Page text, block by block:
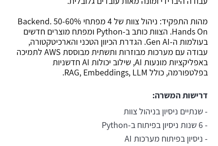
מהות התפקיד: ניהול צוות של 4 מפתחי Backend. 50-60%
Hands On. הצוות כותב ב-Python ומפתח מוצרים חדשים
בעולמות ה-Gen AI. הגדרת הכיוון הטכני והארכיטקטורה,
עבודה עם מערכות מבוזרות ותשתית מבוססת AWS לתמיכה
באפליקציות מונעות AI, שילוב יכולות AI חדשניות
בפלטפורמה, כולל RAG, Embeddings, LLM.
דרישות המשרה:
- שנתיים ניסיון בניהול צוות
- 6 שנות ניסיון בפיתוח ב-Python
- ניסיון בפיתוח מערכות AI